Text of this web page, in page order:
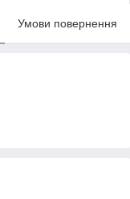
Умови повернення